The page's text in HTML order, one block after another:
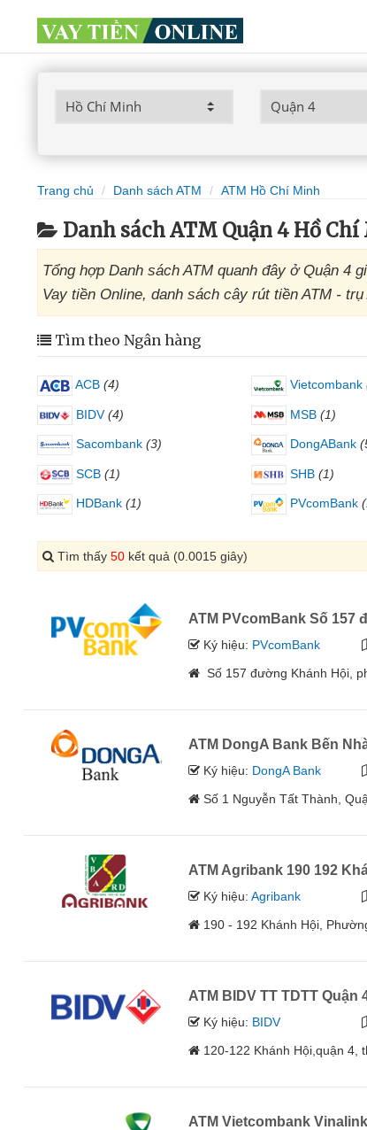
Trang chủ Danh sách ATM ATM Hồ Chí Minh
Danh sách ATM Quận 4 Hồ
Tổng hợp Danh sách ATM quanh đây ở Quận 4
Vay tiền Online, danh sách cây rút tiền ATM -
Tìm theo Ngân hàng
ACB (4) Vietcombank
BIDV (4) MSB (1)
Sacombank (3) DongABank
SCB (1) SHB (1)
HDBank (1) PVcomBank
Tìm thấy 50 kết quả (0.0015 giây)
ATM PVcomBank Số 157
Ký hiệu: PVcomBank
Số 157 đường Khánh Hội,
ATM DongA Bank Bến
Ký hiệu: DongA Bank
Số 1 Nguyễn Tất Thành,
ATM Agribank 190 192
Ký hiệu:Agribank
190 - 192 Khánh Hội,
ATM BIDV TT TDTT Quận
Ký hiệu: BIDV
120-122 Khánh Hội,quận 4,
ATM Vietcombank Vinalink